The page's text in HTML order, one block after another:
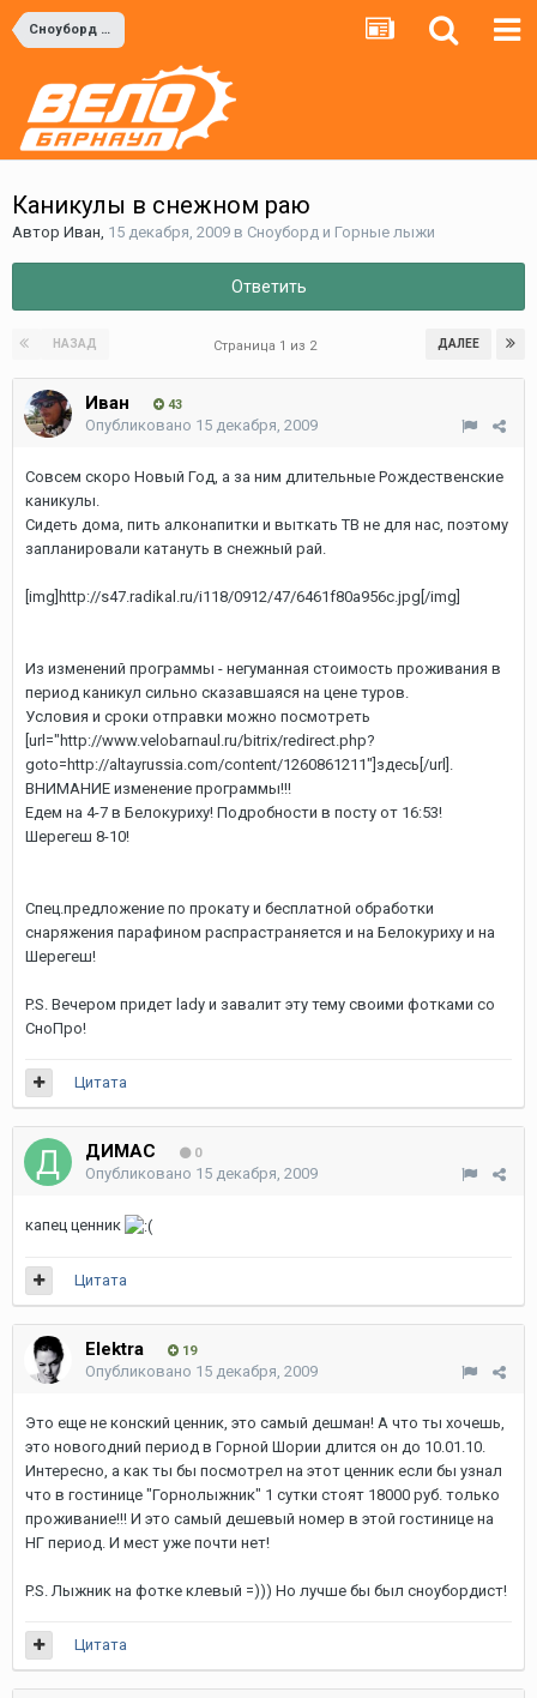
Сноуборд и Горные лыжи
Каникулы в снежном раю
Автор Иван, 15 декабря, 2009 в Сноуборд и Горные лыжи
Ответить
НАЗАД ДАЛЕЕ
Страница 1 из 2
Иван 43
Опубликовано 15 декабря, 2009
Совсем скоро Новый Год, а за ним длительные Рождественские
каникулы.
Сидеть дома, пить алконапитки и выткать ТВ не для нас, поэтому
запланировали катануть в снежный рай.
[img]http://s47.radikal.ru/i118/0912/47/6461f80a956c.jpg[/img]
Из изменений программы - негуманная стоимость проживания в
период каникул сильно сказавшаяся на цене туров.
Условия и сроки отправки можно посмотреть
[url="http://www.velobarnaul.ru/bitrix/redirect.php?
goto=http://altayrussia.com/content/1260861211"]здесь[/url] .
ВНИМАНИЕ изменение программы!!!
Едем на 4-7 в Белокуриху! Подробности в посту от 16:53!
Шерегеш 8-10!
Спец.предложение по прокату и бесплатной обработки
снаряжения парафином распрастраняется и на Белокуриху и на
Шерегеш!
P.S. Вечером придет lady и завалит эту тему своими фотками со
СноПро!
Цитата
ДИМАС 0
Опубликовано 15 декабря, 2009
капец ценник
Цитата
Elektra 19
Опубликовано 15 декабря, 2009
Это еще не конский ценник, это самый дешман! А что ты хочешь,
это новогодний период в Горной Шории длится он до 10.01.10.
Интересно, а как ты бы посмотрел на этот ценник если бы узнал
что в гостинице "Горнолыжник" 1 сутки стоят 18000 руб. только
проживание!!! И это самый дешевый номер в этой гостинице на
НГ период. И мест уже почти нет!
P.S. Лыжник на фотке клевый =))) Но лучше бы был сноубордист!
Цитата